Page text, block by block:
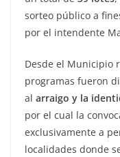
sorteo público a
por el intendente
Desde el Municipio
programas fueron
al arraigo y la
por el cual la
exclusivamente a
localidades donde